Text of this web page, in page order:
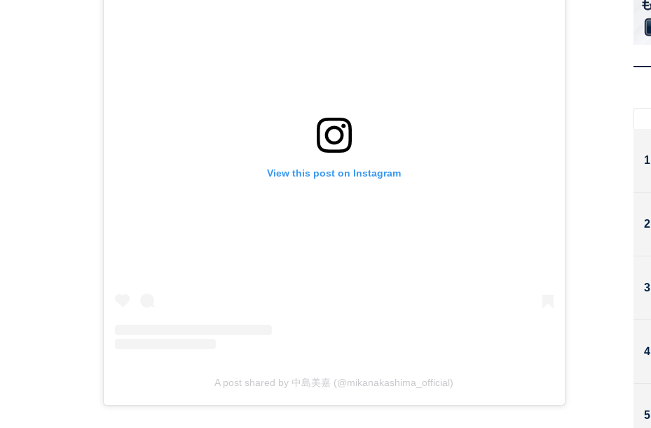
View this post on Instagram
A post shared by 中島美嘉 (@mikanakashima_official)
1
2
3
4
5